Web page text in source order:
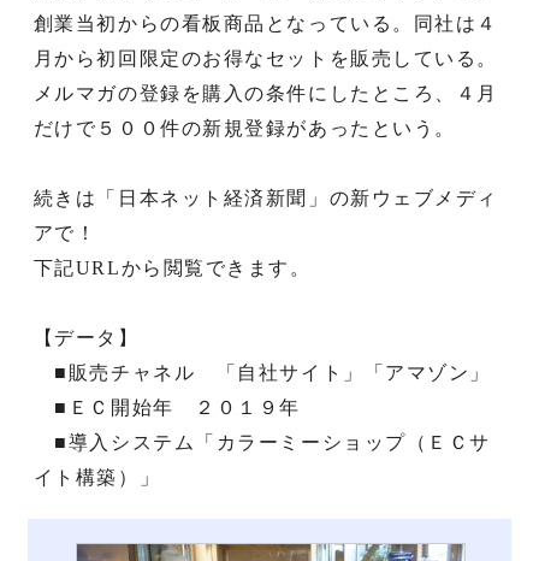
創業当初からの看板商品となっている。同社は４
月から初回限定のお得なセットを販売している。
メルマガの登録を購入の条件にしたところ、４月
だけで５００件の新規登録があったという。
続きは「日本ネット経済新聞」の新ウェブメディ
アで！
下記URLから閲覧できます。
【データ】
■販売チャネル 「自社サイト」「アマゾン」
■ＥＣ開始年 ２０１９年
■導入システム「カラーミーショップ（ＥＣサ
イト構築）」